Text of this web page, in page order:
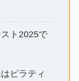
ト2025で
ピラティ